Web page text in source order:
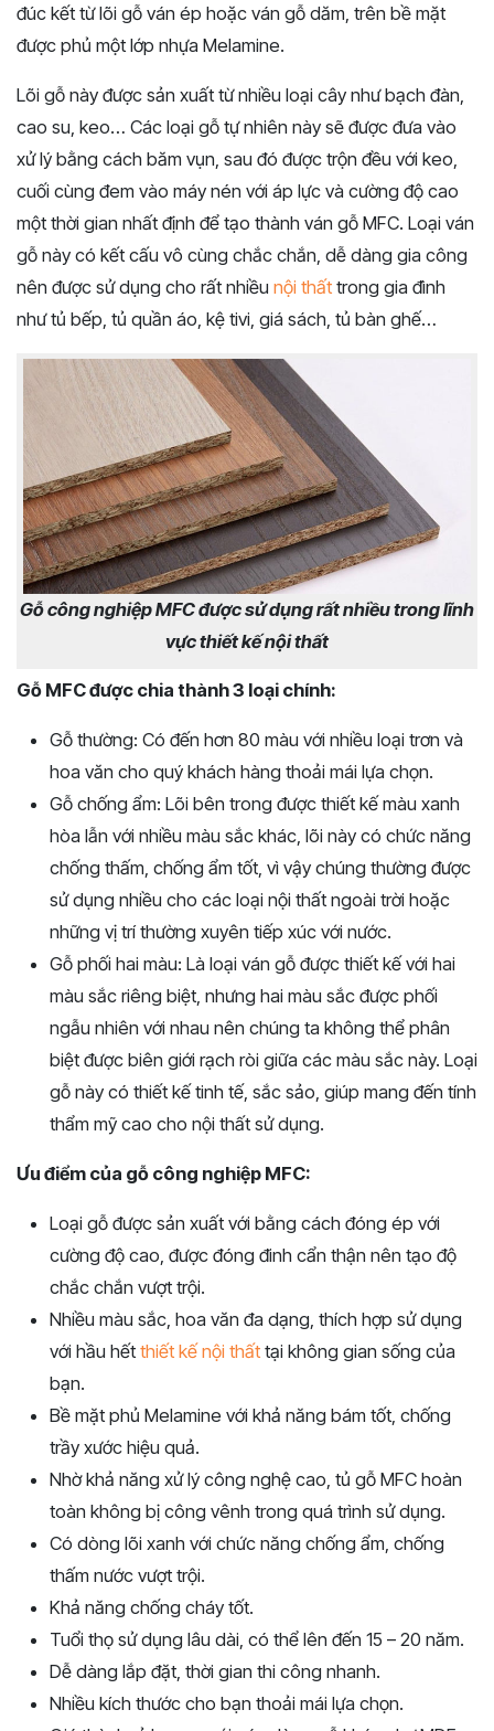
đúc kết từ lõi gỗ ván ép hoặc ván gỗ dăm, trên bề mặt
được phủ một lớp nhựa Melamine.
Lõi gỗ này được sản xuất từ nhiều loại cây như bạch đàn,
cao su, keo… Các loại gỗ tự nhiên này sẽ được đưa vào
xử lý bằng cách băm vụn, sau đó được trộn đều với keo,
cuối cùng đem vào máy nén với áp lực và cường độ cao
một thời gian nhất định để tạo thành ván gỗ MFC. Loại ván
gỗ này có kết cấu vô cùng chắc chắn, dễ dàng gia công
nên được sử dụng cho rất nhiều nội thất trong gia đình
như tủ bếp, tủ quần áo, kệ tivi, giá sách, tủ bàn ghế…
Gỗ công nghiệp MFC được sử dụng rất nhiều trong lĩnh
vực thiết kế nội thất
Gỗ MFC được chia thành 3 loại chính:
Gỗ thường: Có đến hơn 80 màu với nhiều loại trơn và
hoa văn cho quý khách hàng thoải mái lựa chọn.
Gỗ chống ẩm: Lõi bên trong được thiết kế màu xanh
hòa lẫn với nhiều màu sắc khác, lõi này có chức năng
chống thấm, chống ẩm tốt, vì vậy chúng thường được
sử dụng nhiều cho các loại nội thất ngoài trời hoặc
những vị trí thường xuyên tiếp xúc với nước.
Gỗ phối hai màu: Là loại ván gỗ được thiết kế với hai
màu sắc riêng biệt, nhưng hai màu sắc được phối
ngẫu nhiên với nhau nên chúng ta không thể phân
biệt được biên giới rạch ròi giữa các màu sắc này. Loại
gỗ này có thiết kế tinh tế, sắc sảo, giúp mang đến tính
thẩm mỹ cao cho nội thất sử dụng.
Ưu điểm của gỗ công nghiệp MFC:
Loại gỗ được sản xuất với bằng cách đóng ép với
cường độ cao, được đóng đinh cẩn thận nên tạo độ
chắc chắn vượt trội.
Nhiều màu sắc, hoa văn đa dạng, thích hợp sử dụng
với hầu hết thiết kế nội thất tại không gian sống của
bạn.
Bề mặt phủ Melamine với khả năng bám tốt, chống
trầy xước hiệu quả.
Nhờ khả năng xử lý công nghệ cao, tủ gỗ MFC hoàn
toàn không bị công vênh trong quá trình sử dụng.
Có dòng lõi xanh với chức năng chống ẩm, chống
thấm nước vượt trội.
Khả năng chống cháy tốt.
Tuổi thọ sử dụng lâu dài, có thể lên đến 15 – 20 năm.
Dễ dàng lắp đặt, thời gian thi công nhanh.
Nhiều kích thước cho bạn thoải mái lựa chọn.